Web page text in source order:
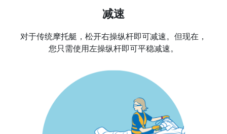
减速
对于传统摩托艇，松开右操纵杆即可减速。但现在，
您只需使用左操纵杆即可平稳减速。